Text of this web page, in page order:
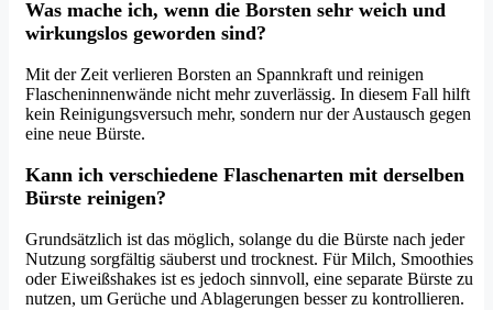
Was mache ich, wenn die Borsten sehr weich und
wirkungslos geworden sind?
Mit der Zeit verlieren Borsten an Spannkraft und reinigen
Flascheninnenwände nicht mehr zuverlässig. In diesem Fall hilft
kein Reinigungsversuch mehr, sondern nur der Austausch gegen
eine neue Bürste.
Kann ich verschiedene Flaschenarten mit derselben
Bürste reinigen?
Grundsätzlich ist das möglich, solange du die Bürste nach jeder
Nutzung sorgfältig säuberst und trocknest. Für Milch, Smoothies
oder Eiweißshakes ist es jedoch sinnvoll, eine separate Bürste zu
nutzen, um Gerüche und Ablagerungen besser zu kontrollieren.